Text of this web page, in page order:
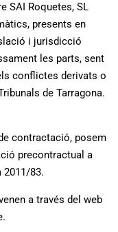
SAI Roquetes, SL
presents en
i jurisdicció
les parts, sent
conflictes derivats o
de Tarragona.
contractació, posem
precontractual a
2011/83.
a través del web